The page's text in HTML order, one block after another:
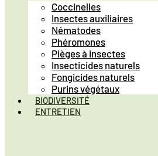
Coccinelles
Insectes auxiliaires
Nématodes
Phéromones
Pièges à insectes
Insecticides naturels
Fongicides naturels
Purins végétaux
BIODIVERSITÉ
ENTRETIEN